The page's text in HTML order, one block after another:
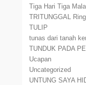
Tiga Hari Tiga
TRITUNGGAL
TULIP
tunas dari tanah
TUNDUK PADA
Ucapan
Uncategorized
UNTUNG SAYA